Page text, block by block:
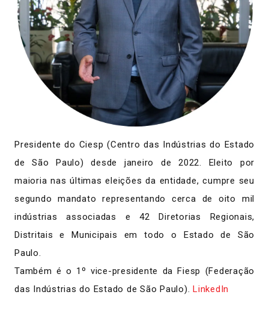
Presidente do Ciesp (Centro das Indústrias do Estado
de São Paulo) desde janeiro de 2022. Eleito por
maioria nas últimas eleições da entidade, cumpre seu
segundo mandato representando cerca de oito mil
indústrias associadas e 42 Diretorias Regionais,
Distritais e Municipais em todo o Estado de São
Paulo.
Também é o 1º vice-presidente da Fiesp (Federação
das Indústrias do Estado de São Paulo). LinkedIn